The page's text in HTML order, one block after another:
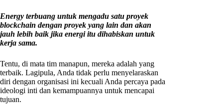
Energy terbuang untuk mengadu satu proyek
blockchain dengan proyek yang lain dan akan
jauh lebih baik jika energi itu dihabiskan untuk
kerja sama.
Tentu, di mata tim manapun, mereka adalah yang
terbaik. Lagipula, Anda tidak perlu menyelaraskan
diri dengan organisasi ini kecuali Anda percaya pada
ideologi inti dan kemampuannya untuk mencapai
tujuan.